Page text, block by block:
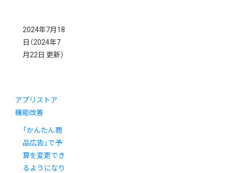
2024年7月18
日 （2024年7
月22日 更新）
アプリストア
機能改善
「かんたん商
品広告」で予
算を変更でき
るようになり